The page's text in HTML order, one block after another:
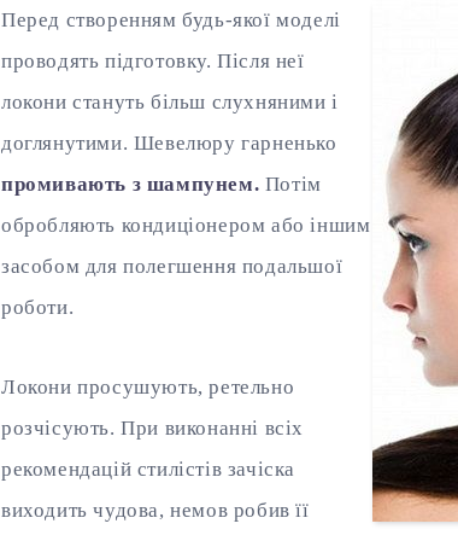
Перед створенням будь-якої моделі
проводять підготовку. Після неї
локони стануть більш слухняними і
доглянутими. Шевелюру гарненько
промивають з шампунем. Потім
обробляють кондиціонером або іншим
засобом для полегшення подальшої
роботи.
Локони просушують, ретельно
розчісують. При виконанні всіх
рекомендацій стилістів зачіска
виходить чудова, немов робив її